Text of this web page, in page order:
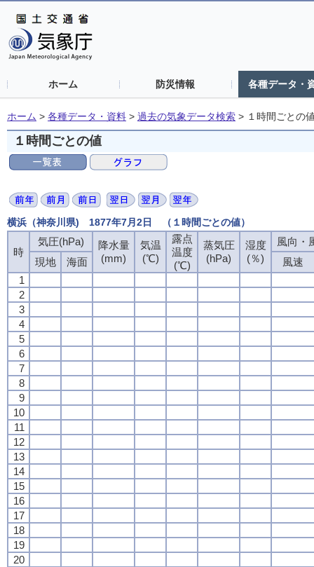
ホーム 防災情報 各種データ・
ホーム > 各種データ・資料 > 過去の気象データ検索 > １時間ごとの
１時間ごとの値
横浜（神奈川県) 1877年7月2日 （１時間ごとの値）
時
気圧(hPa)
降水量
(mm)
気温
(℃)
露点
温度
(℃)
蒸気圧
(hPa)
湿度
(％)
風向・
現地
海面
風速
1
2
3
4
5
6
7
8
9
10
11
12
13
14
15
16
17
18
19
20